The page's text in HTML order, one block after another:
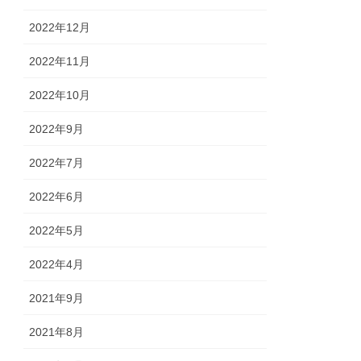
2022年12月
2022年11月
2022年10月
2022年9月
2022年7月
2022年6月
2022年5月
2022年4月
2021年9月
2021年8月